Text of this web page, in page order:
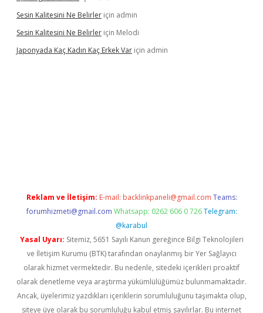
Sesin Kalitesini Ne Belirler için admin
Sesin Kalitesini Ne Belirler için Melodi
Japonyada Kaç Kadın Kaç Erkek Var için admin
Reklam ve İletişim: E-mail: backlinkpaneli@gmail.com Teams:
forumhizmeti@gmail.com Whatsapp: 0262 606 0 726 Telegram:
@karabul
Yasal Uyarı: Sitemiz, 5651 Sayılı Kanun gereğince Bilgi Teknolojileri
ve İletişim Kurumu (BTK) tarafından onaylanmış bir Yer Sağlayıcı
olarak hizmet vermektedir. Bu nedenle, sitedeki içerikleri proaktif
olarak denetleme veya araştırma yükümlülüğümüz bulunmamaktadır.
Ancak, üyelerimiz yazdıkları içeriklerin sorumluluğunu taşımakta olup,
siteye üye olarak bu sorumluluğu kabul etmiş sayılırlar. Bu internet